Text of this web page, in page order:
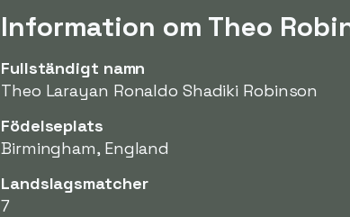
Information om Theo
Fullständigt namn
Theo Larayan Ronaldo Shadiki Robinson
Födelseplats
Birmingham, England
Landslagsmatcher
7